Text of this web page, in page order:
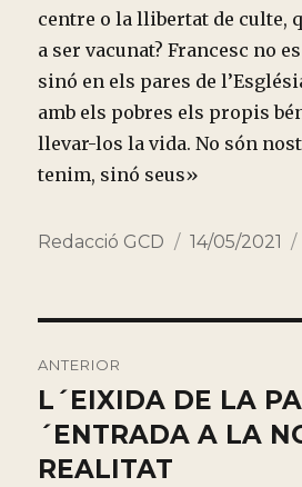
centre o la llibertat de culte,
a ser vacunat? Francesc no
sinó en els pares de
amb els pobres els propis
llevar-los la vida. No són
tenim, sinó seus»
Autor
Redacció GCD
Publicado
14/05/2021
de
entradas
ANTERIOR
Entrada
anterior:
L´EIXIDA DE LA
´ENTRADA A LA
REALITAT